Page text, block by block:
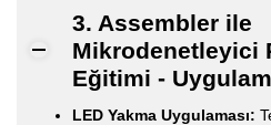
3. Assembler ile
Mikrodenetleyici
Eğitimi -
LED Yakma Uygulaması: